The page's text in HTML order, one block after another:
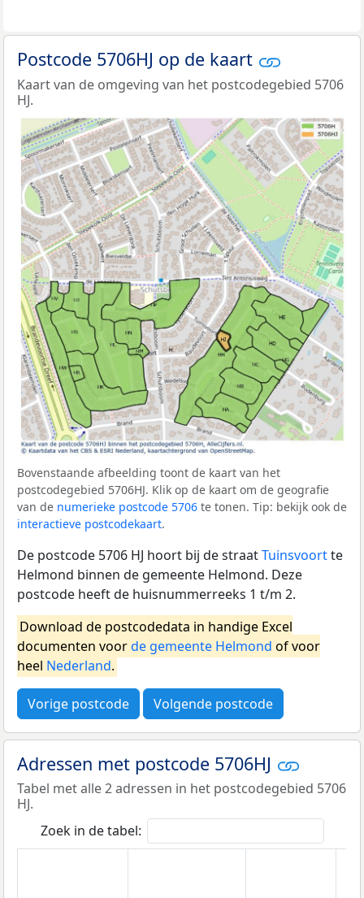
Postcode 5706HJ op de kaart
Kaart van de omgeving van het postcodegebied 5706
HJ.
Bovenstaande afbeelding toont de kaart van het
postcodegebied 5706HJ. Klik op de kaart om de geografie
van de numerieke postcode 5706 te tonen. Tip: bekijk ook de
interactieve postcodekaart.
De postcode 5706 HJ hoort bij de straatTuinsvoortte
Helmond binnen de gemeente Helmond. Deze
postcode heeft de huisnummerreeks 1 t/m 2.
Download de postcodedata in handige Excel
documenten voorde gemeente Helmond of voor
heel Nederland.
Vorige postcode Volgende postcode
Adressen met postcode 5706HJ
Tabel met alle 2 adressen in het postcodegebied 5706
HJ.
Zoek in de tabel: